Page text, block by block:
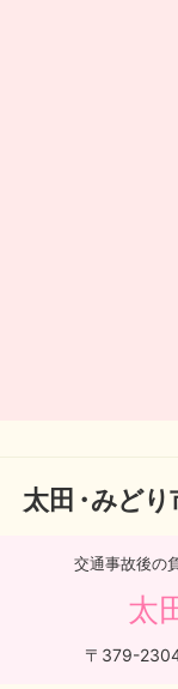
太田・みどり
交通事故後の
太
〒379-